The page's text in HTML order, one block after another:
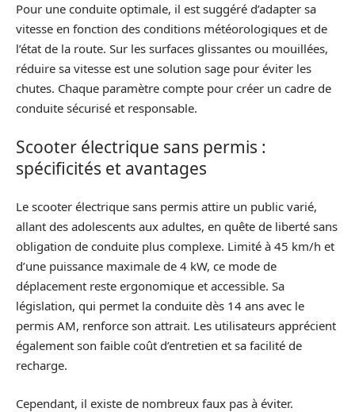
Pour une conduite optimale, il est suggéré d’adapter sa
vitesse en fonction des conditions météorologiques et de
l’état de la route. Sur les surfaces glissantes ou mouillées,
réduire sa vitesse est une solution sage pour éviter les
chutes. Chaque paramètre compte pour créer un cadre de
conduite sécurisé et responsable.
Scooter électrique sans permis :
spécificités et avantages
Le scooter électrique sans permis attire un public varié,
allant des adolescents aux adultes, en quête de liberté sans
obligation de conduite plus complexe. Limité à 45 km/h et
d’une puissance maximale de 4 kW, ce mode de
déplacement reste ergonomique et accessible. Sa
législation, qui permet la conduite dès 14 ans avec le
permis AM, renforce son attrait. Les utilisateurs apprécient
également son faible coût d’entretien et sa facilité de
recharge.
Cependant, il existe de nombreux faux pas à éviter.